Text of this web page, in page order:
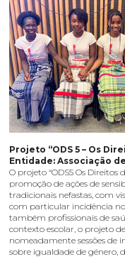
Projeto “ODS 5 – Os
Entidade: Associação
O projeto “ODS5 Os
promoção de ações de
tradicionais nefastas, com
com particular incidência
também profissionais de
contexto escolar, o projeto
nomeadamente sessões de
sobre igualdade de género,